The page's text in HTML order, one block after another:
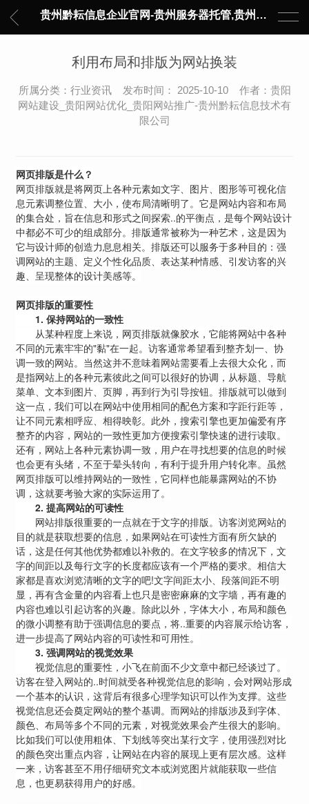
贵州黔耘信息企业官网-贵州服务器托管,贵州主机托管,云服务器托管,数据中心托管,网络设备托管,服务器租用,托管服务提供商,服务器管理-黔耘信息 贵州数据中心机柜租用-专业贵州IDC托管服务器维修
利用布局和排版为网站换装
所属分类：行业资讯 发布时间： 2025-10-10 作者：贵阳
网站建设_贵阳网站优化_贵阳网站推广-贵州黔耘信息技术有
限公司
网页排版是什么？
网页排版就是将网页上各种元素如文字、图片、图形等可视化信
息元素调整位置、大小，使布局清晰明了。它是网站内容和布局
的集合处，旨在信息和形式之间探索..的平衡点，是每个网站设计
中都必不可少的组成部分。排版通常被称为一种艺术，这是因为
它与设计师的创造力息息相关。排版还可以服务于多种目的：强
调网站的主题、定义个性化品质、表达某种情感、引发访客的兴
趣、呈现整体的设计美感等。
网页排版的重要性
1.保持网站的一致性
从某种程度上来说，网页排版就像胶水，它能将网站中各种
不同的元素牢牢的"黏"在一起。访客通常希望看到整齐划一、协
调一致的网站。当然这并不意味着网站需要看上去很大众化，而
是指网站上的各种元素彼此之间可以很好的协调，从标题、导航
菜单、文本到图片、页脚，再到行为引导按钮。排版就可以做到
这一点，我们可以在网站中使用相同的配色方案和字距行距等，
让不同元素相呼应、相得映彰。此外，搜索引擎也更加偏爱有序
整齐的内容，网站的一致性更加方便搜索引擎快速的进行读取。
还有，网站上各种元素协调一致，用户在寻找想要的信息的时候
也会更有头绪，不至于晕头转向，有利于提升用户转化率。虽然
网页排版可以维持网站的一致性，它同样也能暴露网站的不协
调，这就要考验大家的实际运用了。
2.提高网站的可读性
网站排版很重要的一点就在于文字的排版。访客浏览网站的
目的就是获取想要的信息，如果网站在可读性方面有所欠缺的
话，这是任何其他优势都难以补救的。在文字较多的情况下，文
字的间距以及每行文字的长度都应该有一个严格的要求。相信大
家都是喜欢浏览清晰的文字的吧!文字间距太小、段落间距不明
显，再有含金量的内容看上也只是密密麻麻的文字墙，再有趣的
内容也难以引起访客的兴趣。除此以外，字体大小，布局和颜色
的微小调整有助于强调信息的要点，将..重要的内容展示给访客，
进一步提高了网站内容的可读性和可用性。
3.强调网站的视觉效果
视觉信息的重要性，小飞在前面不少文章中都已经谈过了。
访客在登入网站的..时间就受各种视觉信息的影响，会对网站形成
一个基本的认识，这背后有很多心理学知识可以作为支撑。这些
视觉信息还会奠定网站的整个基调。而网站的排版涉及到字体、
颜色、布局等多个不同的元素，对视觉效果会产生很大的影响。
比如我们可以使用粗体、下划线等突出某行文字，使用强烈对比
的颜色突出重点内容，让网站在内容的展现上更有层次感。这样
一来，访客甚至不用仔细研究文本或浏览图片就能获取一些信
息，也更易获得用户的好感。